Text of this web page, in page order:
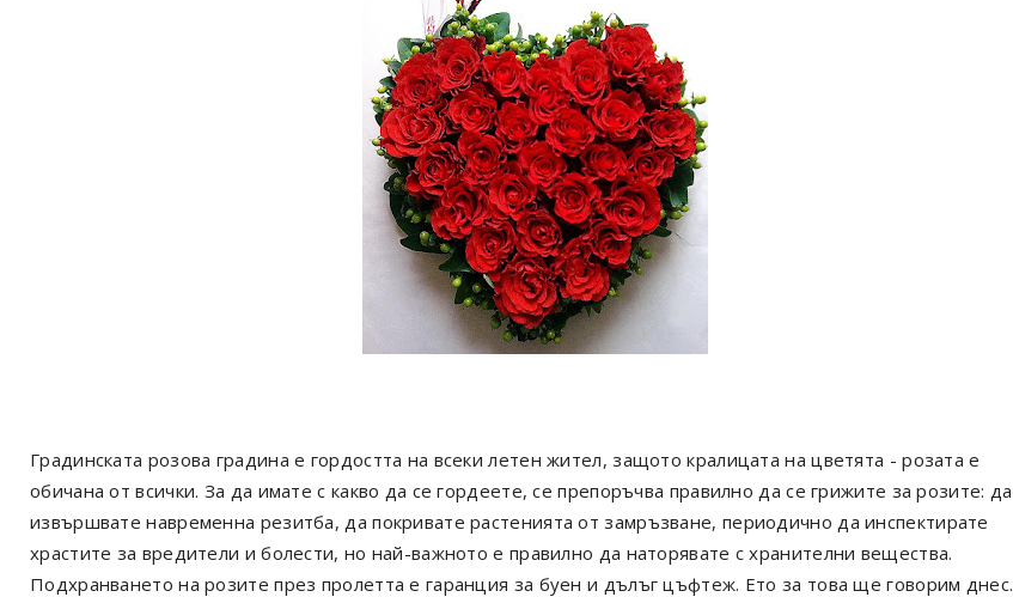
Градинската розова градина е гордостта на всеки летен жител, защото кралицата на цветята - розата е
обичана от всички. За да имате с какво да се гордеете, се препоръчва правилно да се грижите за розите: да
извършвате навременна резитба, да покривате растенията от замръзване, периодично да инспектирате
храстите за вредители и болести, но най-важното е правилно да наторявате с хранителни вещества.
Подхранването на розите през пролетта е гаранция за буен и дълъг цъфтеж. Ето за това ще говорим днес.